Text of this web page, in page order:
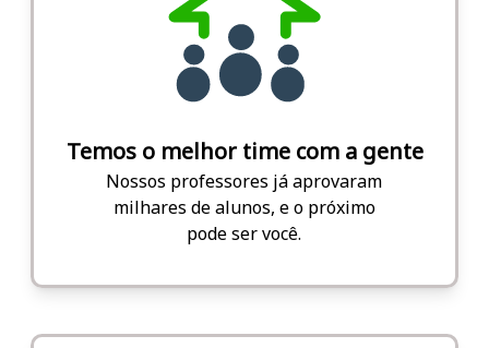
Temos o melhor time com a gente
Nossos professores já aprovaram
milhares de alunos, e o próximo
pode ser você.